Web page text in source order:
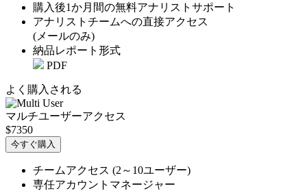
購入後1か月間の無料アナリストサポート
アナリストチームへの直接アクセス
(メールのみ)
納品レポート形式
PDF
よく購入される
マルチユーザーアクセス
$7350
今すぐ購入
チームアクセス (2～10ユーザー)
専任アカウントマネージャー